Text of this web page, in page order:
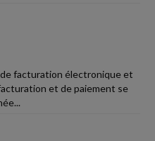
facturation électronique et
et de paiement se